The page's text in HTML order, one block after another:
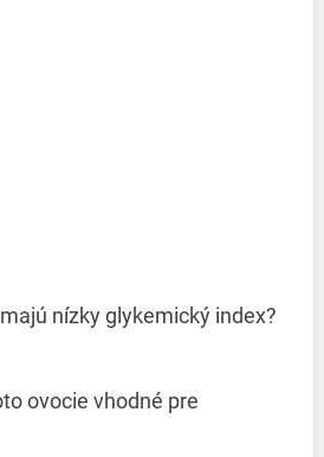
nízky glykemický index?
ovocie vhodné pre